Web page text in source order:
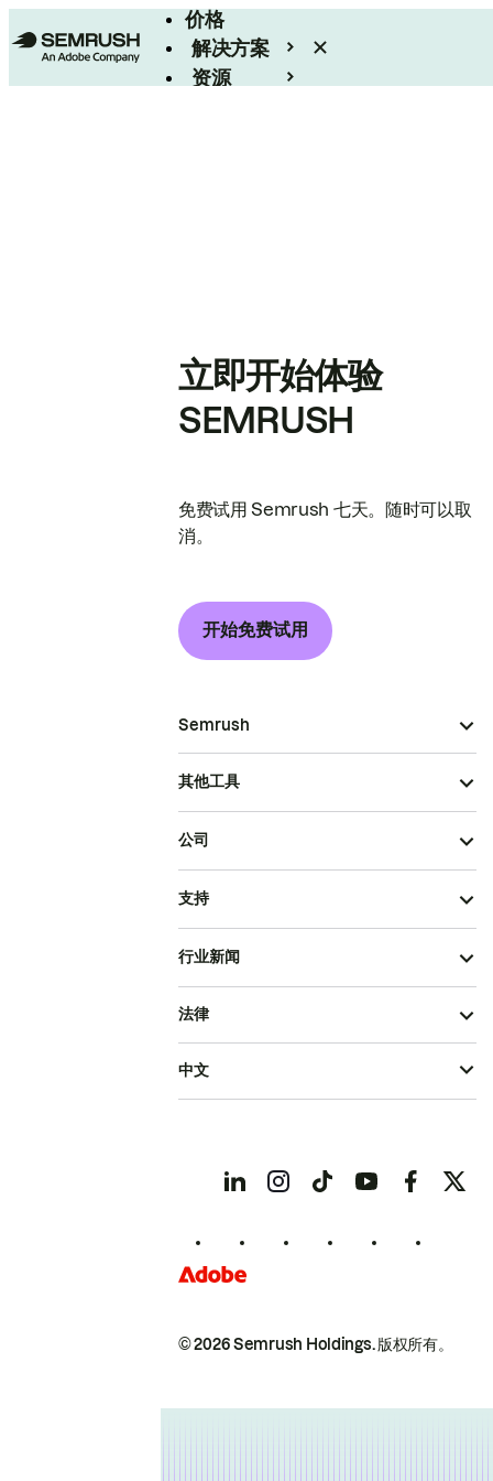
价格
解决方案
资源
立即开始体验
SEMRUSH
免费试用 Semrush 七天。随时可以取
消。
开始免费试用
Semrush
其他工具
公司
支持
行业新闻
© 2026 Semrush Holdings.版权所有。
法律
中文